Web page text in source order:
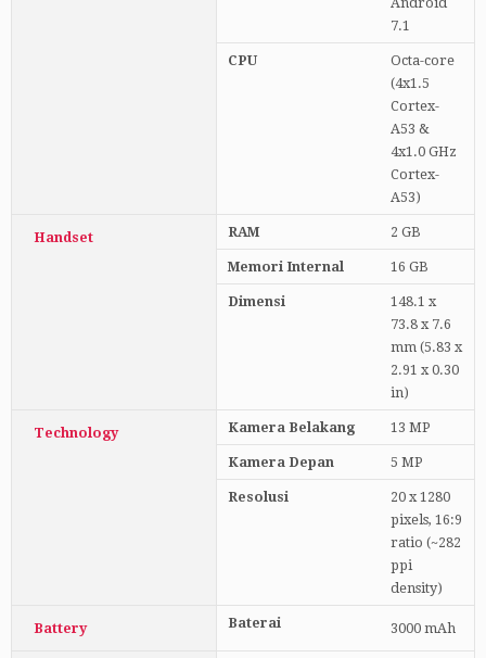
7.1
CPU
Octa-core
(4x1.5
Cortex-
A53 &
4x1.0 GHz
Cortex-
A53)
Handset RAM 2 GB
Memori Internal 16 GB
Dimensi
148.1 x
73.8 x 7.6
mm (5.83 x
2.91 x 0.30
in)
Technology Kamera Belakang 13 MP
Kamera Depan 5 MP
Resolusi
20 x 1280
pixels, 16:9
ratio (~282
ppi
density)
Battery Baterai 3000 mAh